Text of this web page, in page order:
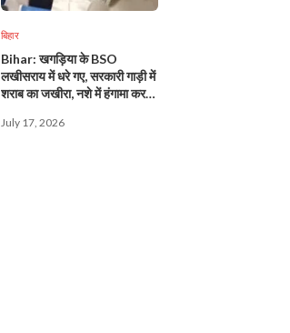
बिहार
Bihar: खगड़िया के BSO
लखीसराय में धरे गए, सरकारी गाड़ी में
शराब का जखीरा, नशे में हंगामा करते
July 17, 2026